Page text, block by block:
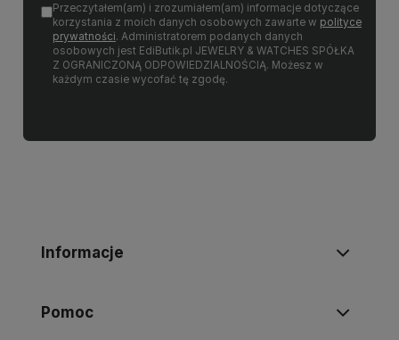
Przeczytałem(am) i zrozumiałem(am) informacje dotyczące
korzystania z moich danych osobowych zawarte w polityce
prywatności. Administratorem podanych danych
osobowych jest EdiButik.pl JEWELRY & WATCHES SPÓŁKA
Z OGRANICZONĄ ODPOWIEDZIALNOŚCIĄ. Możesz w
każdym czasie wycofać tę zgodę.
Informacje
Pomoc